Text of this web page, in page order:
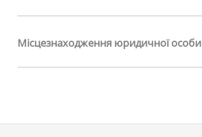
Місцезнаходження юридичної особи